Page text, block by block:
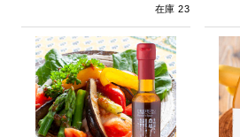
在庫 23